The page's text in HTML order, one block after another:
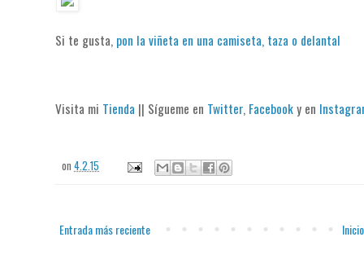
Si te gusta, pon la viñeta en una camiseta, taza o delantal
Visita mi Tienda || Sígueme en Twitter, Facebooky en
on4.2.15
Entrada más reciente Inicio